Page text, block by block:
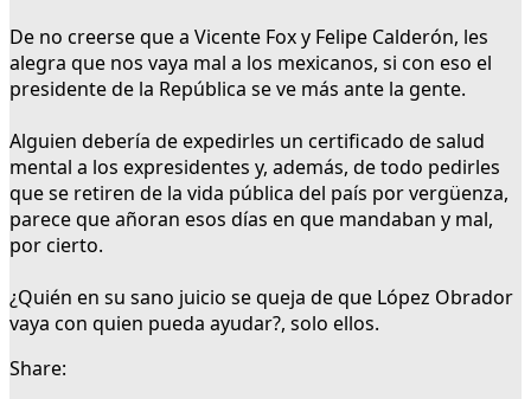
De no creerse que a Vicente Fox y Felipe Calderón, les
alegra que nos vaya mal a los mexicanos, si con eso el
presidente de la República se ve más ante la gente.
Alguien debería de expedirles un certificado de salud
mental a los expresidentes y, además, de todo pedirles
que se retiren de la vida pública del país por vergüenza,
parece que añoran esos días en que mandaban y mal,
por cierto.
¿Quién en su sano juicio se queja de que López Obrador
vaya con quien pueda ayudar?, solo ellos.
Share: